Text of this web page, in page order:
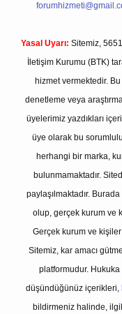
Yasal Uyarı: Sitemiz,
İletişim Kurumu (BTK)
hizmet vermektedir.
denetleme veya
üyelerimiz yazdıkları
üye olarak bu
herhangi bir marka,
bulunmamaktadır.
paylaşılmaktadır.
olup, gerçek kurum ve
Gerçek kurum ve
Sitemiz, kar amacı
platformudur. Hukuka
düşündüğünüz içerikleri,
bildirmeniz halinde,